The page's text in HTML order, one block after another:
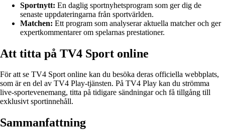
Sportnytt: En daglig sportnyhetsprogram som ger dig de
senaste uppdateringarna från sportvärlden.
Matchen: Ett program som analyserar aktuella matcher och ger
expertkommentarer om spelarnas prestationer.
Att titta på TV4 Sport online
För att se TV4 Sport online kan du besöka deras officiella webbplats,
som är en del av TV4 Play-tjänsten. På TV4 Play kan du strömma
live-sportevenemang, titta på tidigare sändningar och få tillgång till
exklusivt sportinnehåll.
Sammanfattning